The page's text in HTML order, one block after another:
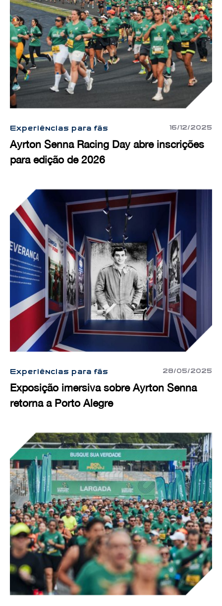
Experiências para fãs 16/12/2025
Ayrton Senna Racing Day abre inscrições
para edição de 2026
Experiências para fãs 28/05/2025
Exposição imersiva sobre Ayrton Senna
retorna a Porto Alegre